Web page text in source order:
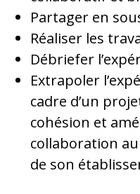
Partager en
Réaliser les
Débriefer
Extrapoler
cadre d’un
cohésion et
collaboration
de son